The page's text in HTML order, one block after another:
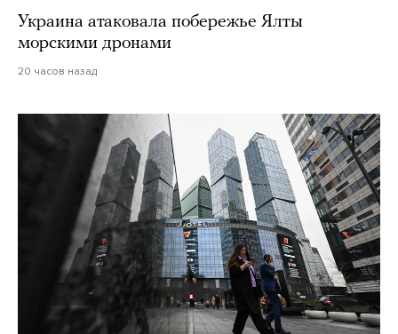
Украина атаковала побережье Ялты
морскими дронами
20 часов назад